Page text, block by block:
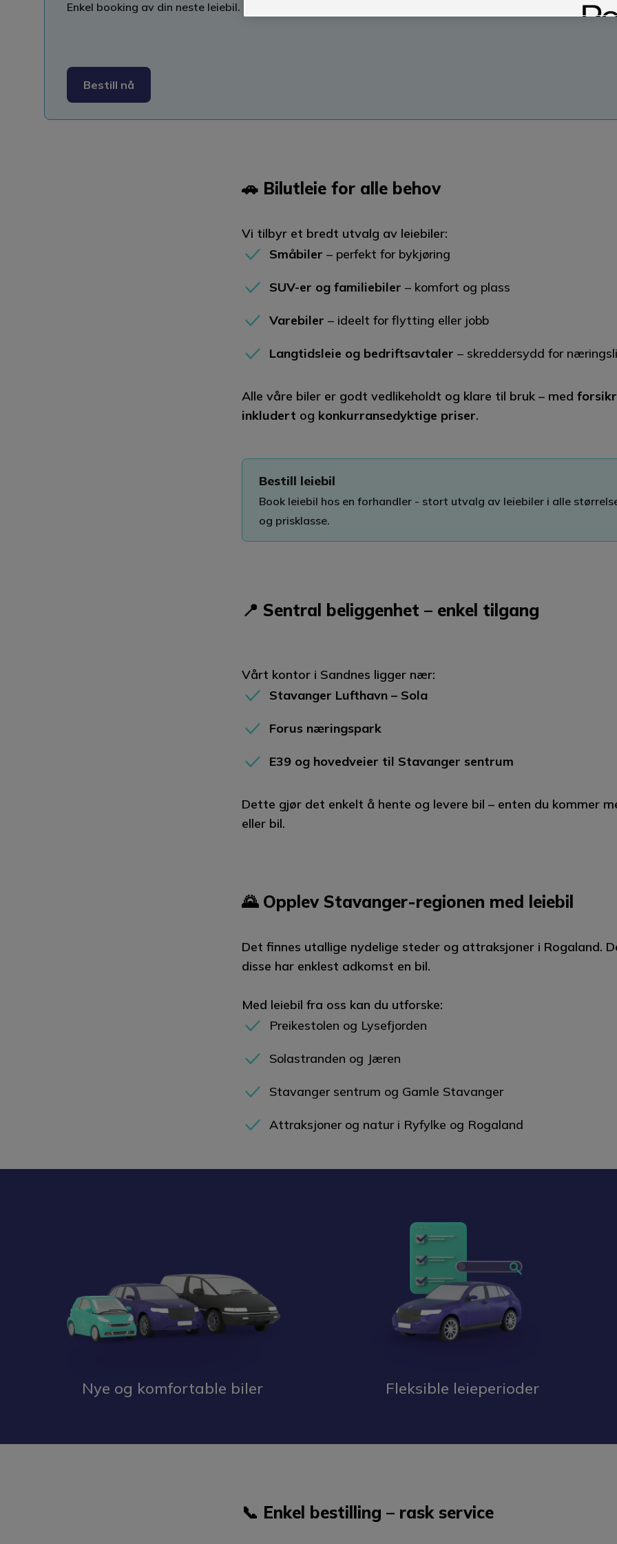
Enkel booking av din neste leiebil. Stort utvalg leiebiler til gode priser.
Bestill nå
🚗 Bilutleie for alle behov
Vi tilbyr et bredt utvalg av leiebiler:
Småbiler – perfekt for bykjøring
SUV-er og familiebiler – komfort og plass
Varebiler – ideelt for flytting eller jobb
Langtidsleie og bedriftsavtaler – skreddersydd for
Alle våre biler er godt vedlikeholdt og klare til bruk – med
inkludert og konkurransedyktige priser.
Bestill leiebil
Book leiebil hos en forhandler - stort utvalg av leiebiler i alle
og prisklasse.
📍 Sentral beliggenhet – enkel tilgang
Vårt kontor i Sandnes ligger nær:
Stavanger Lufthavn – Sola
Forus næringspark
E39 og hovedveier til Stavanger sentrum
Dette gjør det enkelt å hente og levere bil – enten du kommer
eller bil.
🌄 Opplev Stavanger-regionen med leiebil
Det finnes utallige nydelige steder og attraksjoner i Rogaland.
disse har enklest adkomst en bil.
Med leiebil fra oss kan du utforske:
Preikestolen og Lysefjorden
Solastranden og Jæren
Stavanger sentrum og Gamle Stavanger
Attraksjoner og natur i Ryfylke og Rogaland
Nye og komfortable biler Fleksible leieperioder
📞 Enkel bestilling – rask service